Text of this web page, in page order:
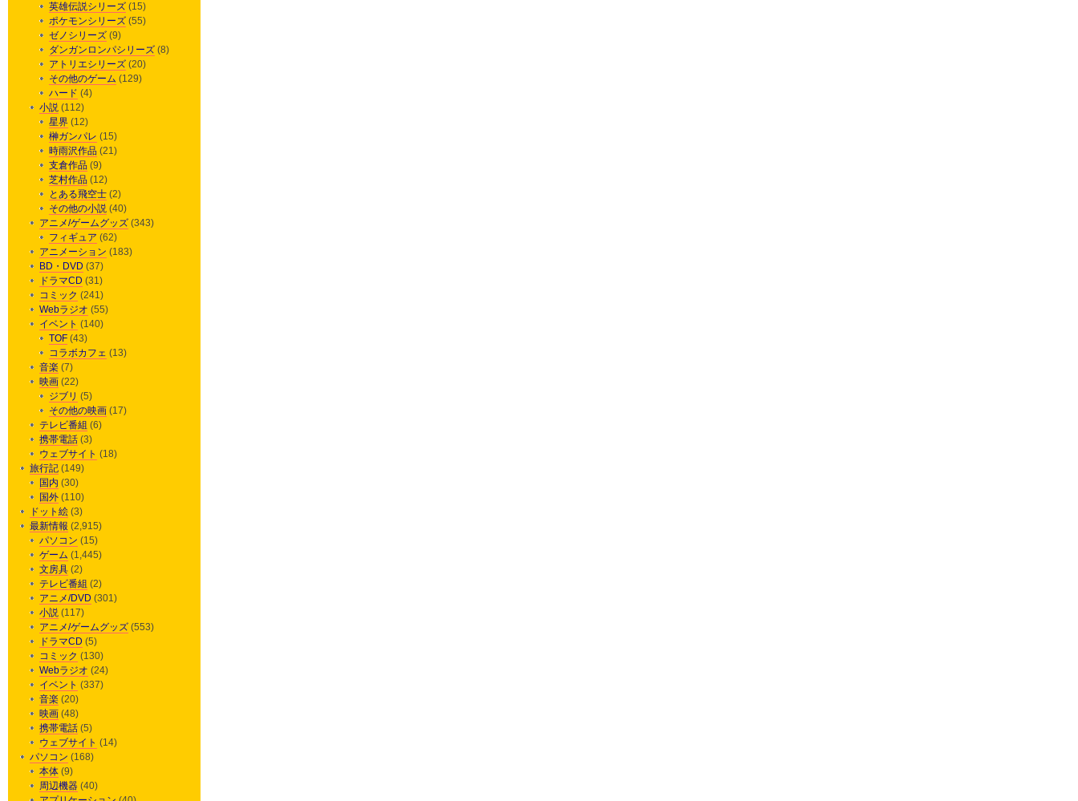
英雄伝説シリーズ (15)
ポケモンシリーズ (55)
ゼノシリーズ (9)
ダンガンロンパシリーズ (8)
アトリエシリーズ (20)
その他のゲーム (129)
ハード (4)
小説 (112)
星界 (12)
榊ガンパレ (15)
時雨沢作品 (21)
支倉作品 (9)
芝村作品 (12)
とある飛空士 (2)
その他の小説 (40)
アニメ/ゲームグッズ (343)
フィギュア (62)
アニメーション (183)
BD・DVD (37)
ドラマCD (31)
コミック (241)
Webラジオ (55)
イベント (140)
TOF (43)
コラボカフェ (13)
音楽 (7)
映画 (22)
ジブリ (5)
その他の映画 (17)
テレビ番組 (6)
携帯電話 (3)
ウェブサイト (18)
旅行記 (149)
国内 (30)
国外 (110)
ドット絵 (3)
最新情報 (2,915)
パソコン (15)
ゲーム (1,445)
文房具 (2)
テレビ番組 (2)
アニメ/DVD (301)
小説 (117)
アニメ/ゲームグッズ (553)
ドラマCD (5)
コミック (130)
Webラジオ (24)
イベント (337)
音楽 (20)
映画 (48)
携帯電話 (5)
ウェブサイト (14)
パソコン (168)
本体 (9)
周辺機器 (40)